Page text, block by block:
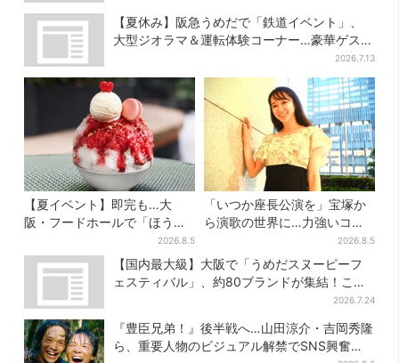
【夏休み】阪急うめだで「鉄道イベント」、
大型ジオラマ＆運転体験コーナー…豪華ゲスト
2026.7.13
【夏イベント】即完も…大
阪・フードホールで「ほうせ
き箱」の“限定かき氷”が復
活！一夜限りの盆踊りも
2026.8.5
「いつか座長公演を」宝塚か
ら演歌の世界に…力強いコブ
シで聴かせる有沙瞳の目指す
道とは
2026.8.5
【国内最大級】大阪で「うめだスヌーピーフ
ェスティバル」、約80ブランドが集結！ここ
2026.7.24
『豊臣兄弟！』後半戦へ…山田涼介・吉岡秀隆
ら、重要人物のビジュアル解禁でSNS興奮